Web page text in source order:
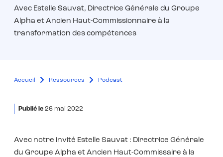
Avec Estelle Sauvat, Directrice Générale du Groupe
Alpha et Ancien Haut-Commissionnaire à la
transformation des compétences
Accueil Ressources Podcast
Publié le26 mai 2022
Avec notre invité Estelle Sauvat : Directrice Générale
du Groupe Alpha et Ancien Haut-Commissaire à la